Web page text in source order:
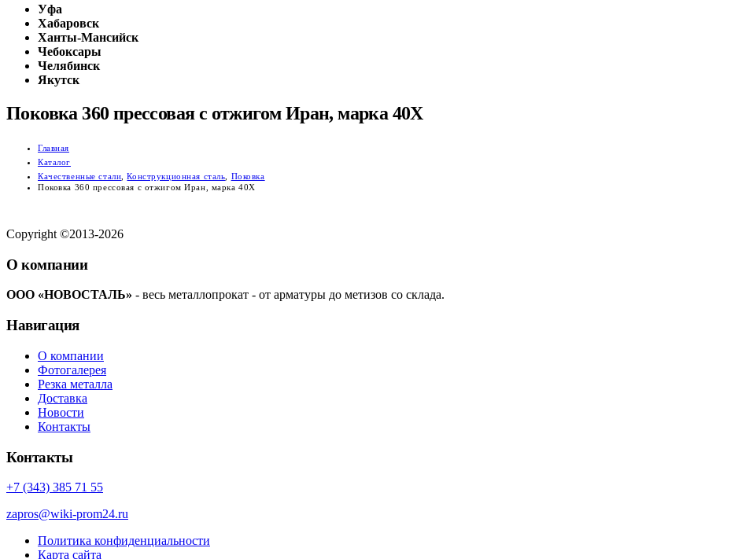
Уфа
Хабаровск
Ханты-Мансийск
Чебоксары
Челябинск
Якутск
Поковка 360 прессовая с отжигом Иран, марка 40Х
Главная
Каталог
Качественные стали ,Конструкционная сталь
Поковка
Поковка 360 прессовая с отжигом Иран, марка 40Х
Copyright ©2013-2026
О компании
ООО «НОВОСТАЛЬ» - весь металлопрокат - от арматуры до метизов со склада.
Навигация
О компании
Фотогалерея
Резка металла
Доставка
Новости
Контакты
Контакты
+7 (343) 385 71 55
zapros@wiki-prom24.ru
Политика конфиденциальности
Карта сайта